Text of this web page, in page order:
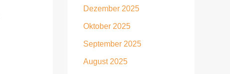
Dezember 2025
Oktober 2025
September 2025
August 2025